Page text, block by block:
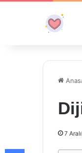
7
Facebook